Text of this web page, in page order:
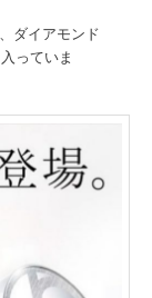
ダイアモンド
っていま